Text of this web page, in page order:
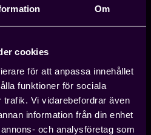
Om
cookies
för att anpassa innehållet
funktioner för sociala
Vi vidarebefordrar även
information från din enhet
och analysföretag som
5510
info@teknikforetagen.se